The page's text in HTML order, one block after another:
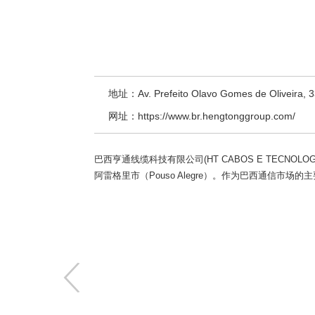
地址：Av. Prefeito Olavo Gomes de Oliveira,
网址：https://www.br.hengtonggroup.com/
巴西亨通线缆科技有限公司(HT CABOS E
阿雷格里市（Pouso Alegre）。作为巴西通信市场的
〈